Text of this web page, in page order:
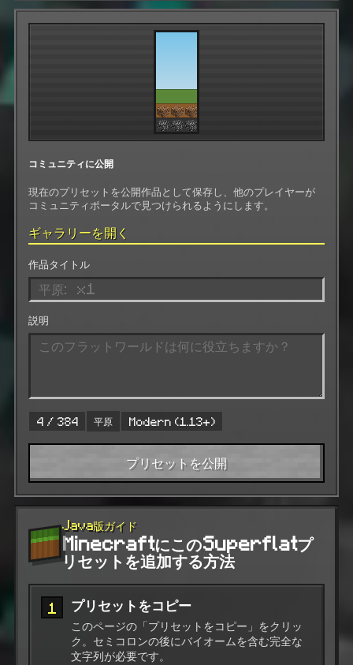
コミュニティに公開
現在のプリセットを公開作品として保存し、他のプレイヤーが
コミュニティポータルで見つけられるようにします。
ギャラリーを開く
作品タイトル
説明
4 / 384 平原 Modern (1.13+)
プリセットを公開
Java版ガイド
MinecraftにこのSuperflatプ
リセットを追加する方法
1 プリセットをコピー
このページの「プリセットをコピー」をクリッ
ク。セミコロンの後にバイオームを含む完全な
文字列が必要です。